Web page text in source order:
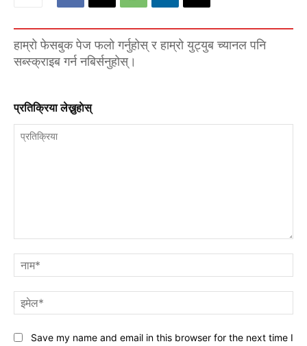
हाम्रो फेसबुक पेज फलो गर्नुहोस् र हाम्रो युट्युब च्यानल पनि
सब्स्क्राइब गर्न नबिर्सनुहोस्।
प्रतिक्रिया लेख्नुहाेस्
Save my name and email in this browser for the next time I